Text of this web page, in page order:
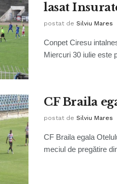
lasat
postat de Silviu Mares
Conpet Ciresu
Miercuri 30 iulie este
CF Braila
postat de Silviu Mares
CF Braila egala
meciul de pregătire